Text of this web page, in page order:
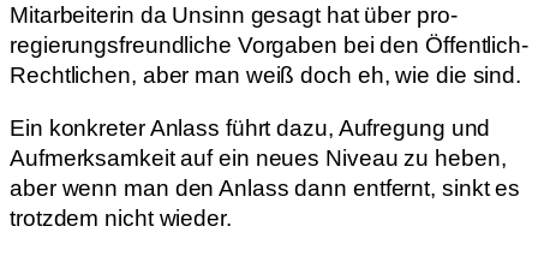
Mitarbeiterin da Unsinn gesagt hat über pro-
regierungsfreundliche Vorgaben bei den Öffentlich-
Rechtlichen, aber man weiß doch eh, wie die sind.
Ein konkreter Anlass führt dazu, Aufregung und
Aufmerksamkeit auf ein neues Niveau zu heben,
aber wenn man den Anlass dann entfernt, sinkt es
trotzdem nicht wieder.